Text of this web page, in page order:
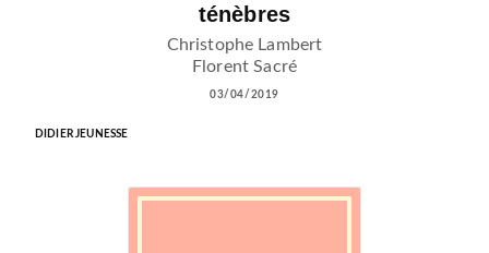
ténèbres
Christophe Lambert
Florent Sacré
03/04/2019
DIDIER JEUNESSE